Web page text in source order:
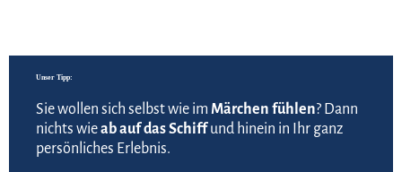
Unser Tipp:
Sie wollen sich selbst wie im Märchen fühlen? Dann
nichts wieab auf das Schiffund hinein in Ihr ganz
persönliches Erlebnis.